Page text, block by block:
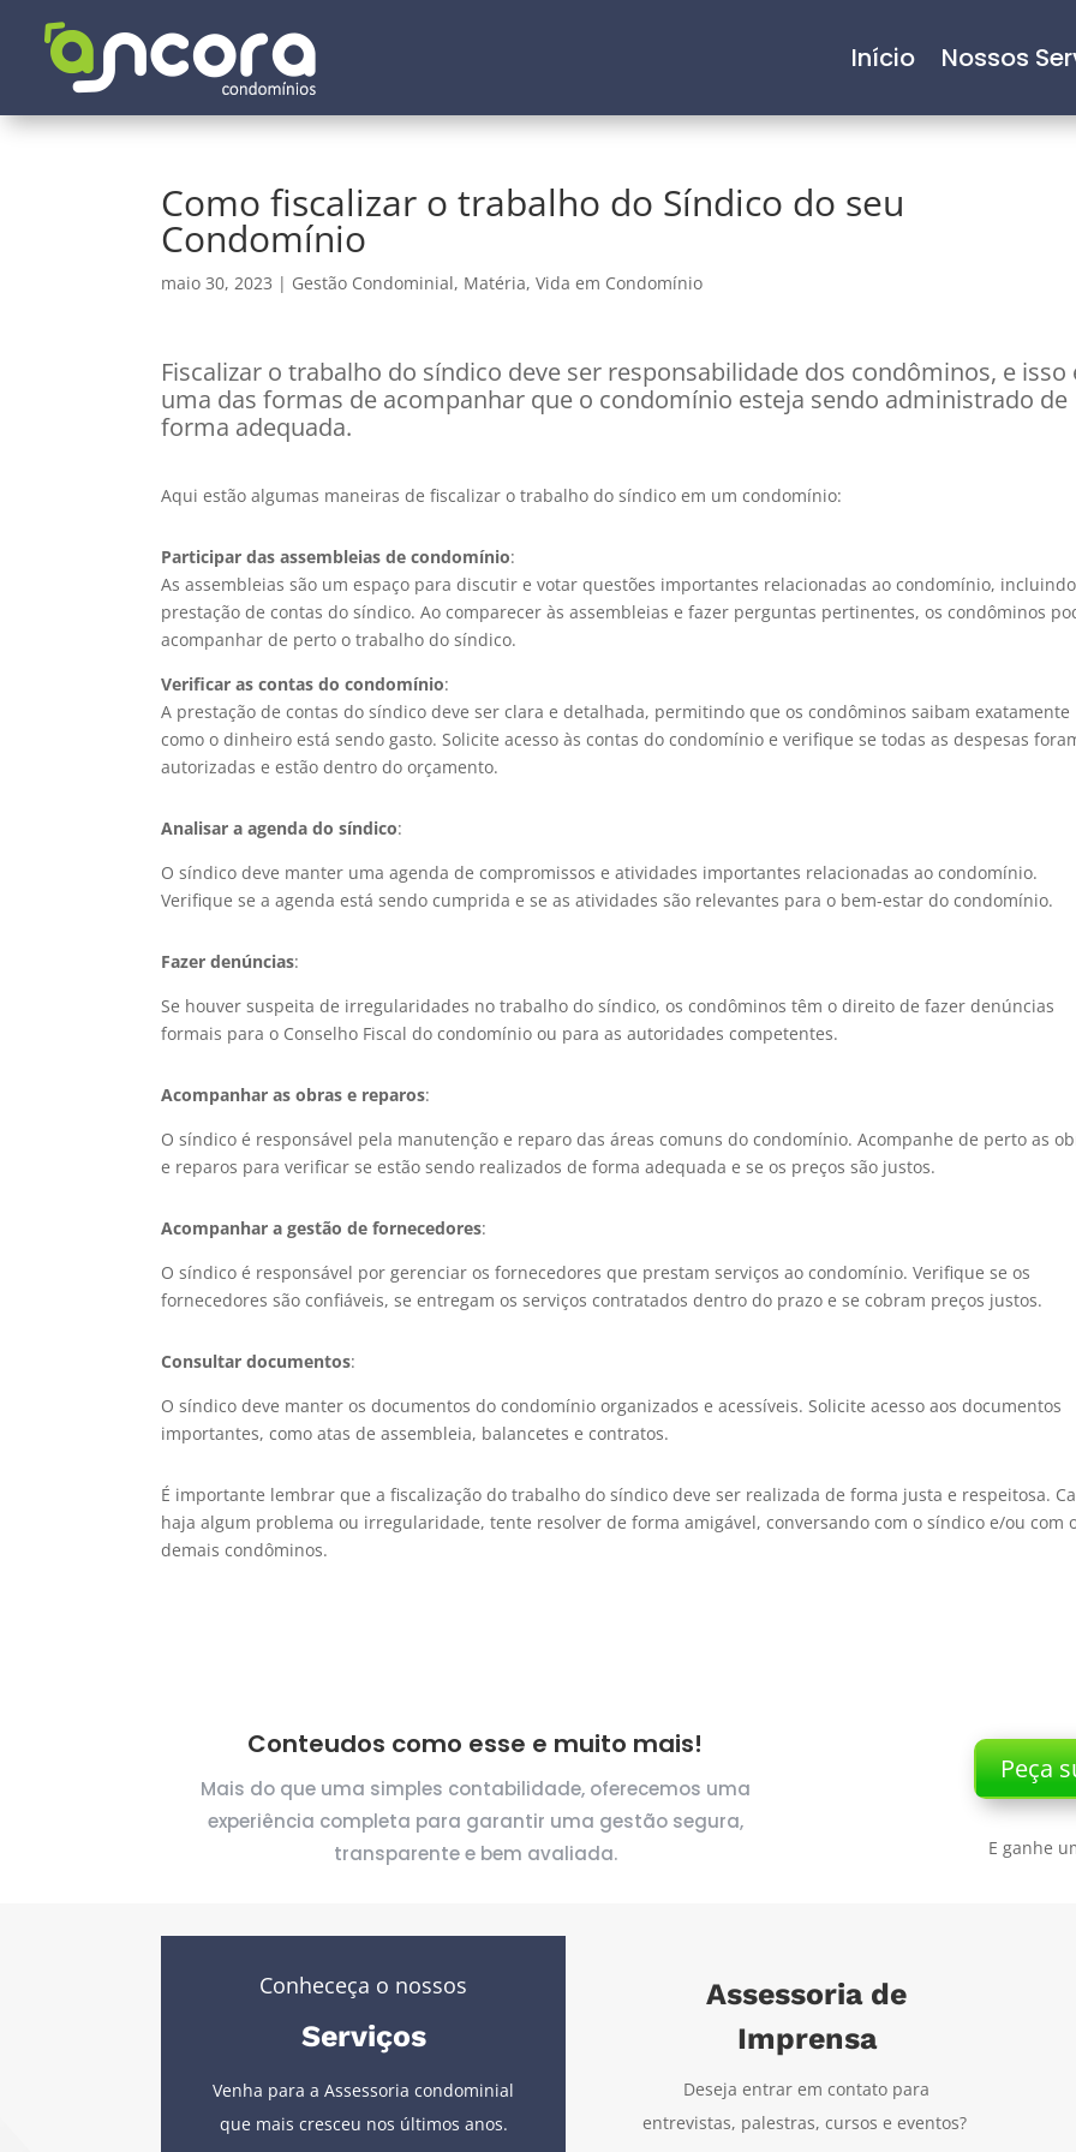
Início Nossos
Como fiscalizar o trabalho do Síndico do seu
Condomínio
maio 30, 2023 | Gestão Condominial, Matéria,Vida em Condomínio
Fiscalizar o trabalho do síndico deve ser responsabilidade dos condôminos, e isso
uma das formas de acompanhar que o condomínio esteja sendo administrado de
forma adequada.
Aqui estão algumas maneiras de fiscalizar o trabalho do síndico em um condomínio:
Participar das assembleias de condomínio:
As assembleias são um espaço para discutir e votar questões importantes relacionadas ao condomínio,
prestação de contas do síndico. Ao comparecer às assembleias e fazer perguntas pertinentes, os condôminos
acompanhar de perto o trabalho do síndico.
Verificar as contas do condomínio:
A prestação de contas do síndico deve ser clara e detalhada, permitindo que os condôminos saibam exatamente
como o dinheiro está sendo gasto. Solicite acesso às contas do condomínio e verifique se todas as despesas
autorizadas e estão dentro do orçamento.
Analisar a agenda do síndico:
O síndico deve manter uma agenda de compromissos e atividades importantes relacionadas ao condomínio.
Verifique se a agenda está sendo cumprida e se as atividades são relevantes para o bem-estar do condomínio.
Fazer denúncias:
Se houver suspeita de irregularidades no trabalho do síndico, os condôminos têm o direito de fazer denúncias
formais para o Conselho Fiscal do condomínio ou para as autoridades competentes.
Acompanhar as obras e reparos:
O síndico é responsável pela manutenção e reparo das áreas comuns do condomínio. Acompanhe de perto as
e reparos para verificar se estão sendo realizados de forma adequada e se os preços são justos.
Acompanhar a gestão de fornecedores:
O síndico é responsável por gerenciar os fornecedores que prestam serviços ao condomínio. Verifique se os
fornecedores são confiáveis, se entregam os serviços contratados dentro do prazo e se cobram preços justos.
Consultar documentos:
O síndico deve manter os documentos do condomínio organizados e acessíveis. Solicite acesso aos documentos
importantes, como atas de assembleia, balancetes e contratos.
É importante lembrar que a fiscalização do trabalho do síndico deve ser realizada de forma justa e respeitosa.
haja algum problema ou irregularidade, tente resolver de forma amigável, conversando com o síndico e/ou com
demais condôminos.
Conteudos como esse e muito mais!
Mais do que uma simples contabilidade, oferecemos uma
experiência completa para garantir uma gestão segura,
transparente e bem avaliada.
Peça
E ganhe
Conheceça o nossos
Serviços
Venha para a Assessoria condominial
que mais cresceu nos últimos anos.
Assessoria de
Imprensa
Deseja entrar em contato para
entrevistas, palestras, cursos e eventos?